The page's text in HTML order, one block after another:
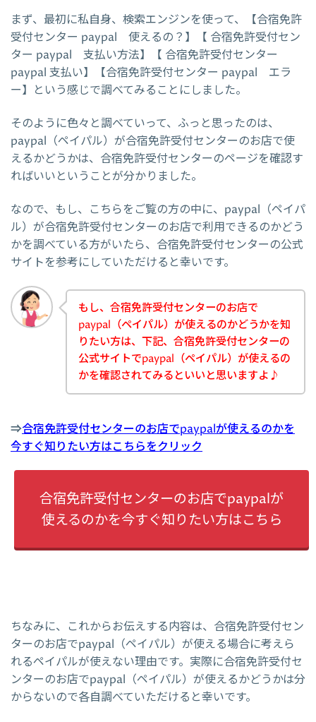
まず、最初に私自身、検索エンジンを使って、【合宿免許
受付センター paypal 使えるの？】【 合宿免許受付セン
ター paypal 支払い方法】【 合宿免許受付センター
paypal 支払い】【合宿免許受付センター paypal エラ
ー】という感じで調べてみることにしました。
そのように色々と調べていって、ふっと思ったのは、
paypal（ペイパル）が合宿免許受付センターのお店で使
えるかどうかは、合宿免許受付センターのページを確認す
ればいいということが分かりました。
なので、もし、こちらをご覧の方の中に、paypal（ペイパ
ル）が合宿免許受付センターのお店で利用できるのかどう
かを調べている方がいたら、合宿免許受付センターの公式
サイトを参考にしていただけると幸いです。
もし、合宿免許受付センターのお店で
paypal（ペイパル）が使えるのかどうかを知
りたい方は、下記、合宿免許受付センターの
公式サイトでpaypal（ペイパル）が使えるの
かを確認されてみるといいと思いますよ♪
⇒合宿免許受付センターのお店でpaypalが使えるのかを
今すぐ知りたい方はこちらをクリック
合宿免許受付センターのお店でpaypalが
使えるのかを今すぐ知りたい方はこちら
ちなみに、これからお伝えする内容は、合宿免許受付セン
ターのお店でpaypal（ペイパル）が使える場合に考えら
れるペイパルが使えない理由です。実際に合宿免許受付セ
ンターのお店でpaypal（ペイパル）が使えるかどうかは分
からないので各自調べていただけると幸いです。